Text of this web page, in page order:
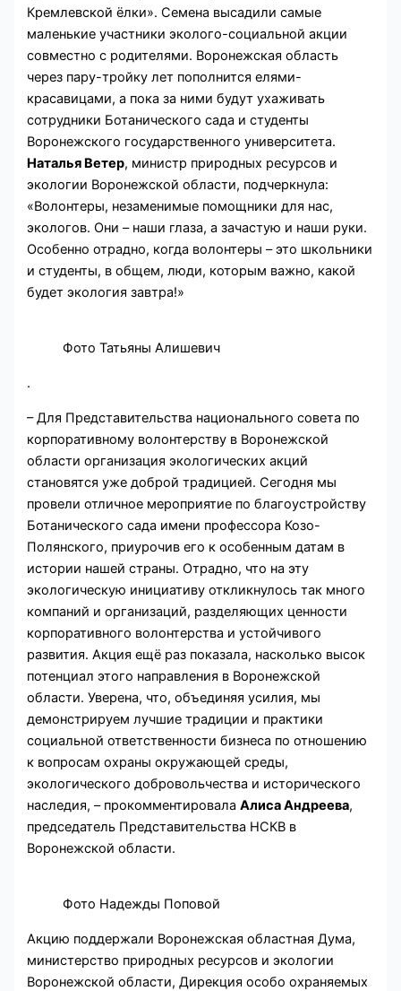
Кремлевской ёлки». Семена высадили самые
маленькие участники эколого-социальной акции
совместно с родителями. Воронежская область
через пару-тройку лет пополнится елями-
красавицами, а пока за ними будут ухаживать
сотрудники Ботанического сада и студенты
Воронежского государственного университета.
Наталья Ветер, министр природных ресурсов и
экологии Воронежской области, подчеркнула:
«Волонтеры, незаменимые помощники для нас,
экологов. Они – наши глаза, а зачастую и наши руки.
Особенно отрадно, когда волонтеры – это школьники
и студенты, в общем, люди, которым важно, какой
будет экология завтра!»
Фото Татьяны Алишевич
.
– Для Представительства национального совета по
корпоративному волонтерству в Воронежской
области организация экологических акций
становятся уже доброй традицией. Сегодня мы
провели отличное мероприятие по благоустройству
Ботанического сада имени профессора Козо-
Полянского, приурочив его к особенным датам в
истории нашей страны. Отрадно, что на эту
экологическую инициативу откликнулось так много
компаний и организаций, разделяющих ценности
корпоративного волонтерства и устойчивого
развития. Акция ещё раз показала, насколько высок
потенциал этого направления в Воронежской
области. Уверена, что, объединяя усилия, мы
демонстрируем лучшие традиции и практики
социальной ответственности бизнеса по отношению
к вопросам охраны окружающей среды,
экологического добровольчества и исторического
наследия, – прокомментировалаАлиса Андреева,
председатель Представительства НСКВ в
Воронежской области.
Фото Надежды Поповой
Акцию поддержали Воронежская областная Дума,
министерство природных ресурсов и экологии
Воронежской области, Дирекция особо охраняемых